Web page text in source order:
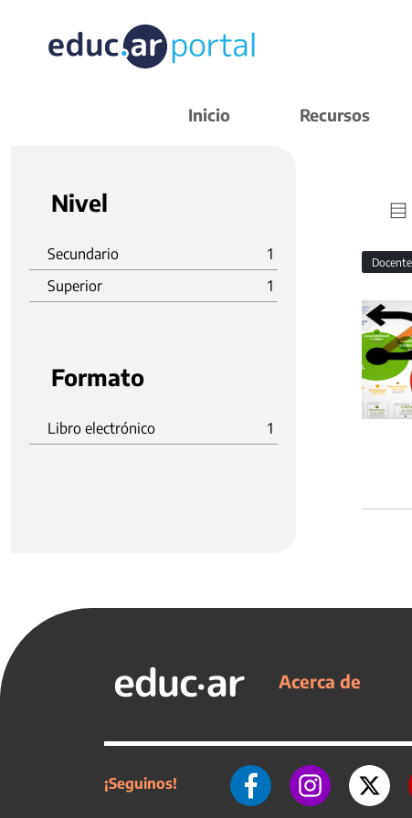
Inicio Recursos
Nivel
Secundario
1
Superior
1
Formato
Libro electrónico 1
Acerca de
¡Seguinos!